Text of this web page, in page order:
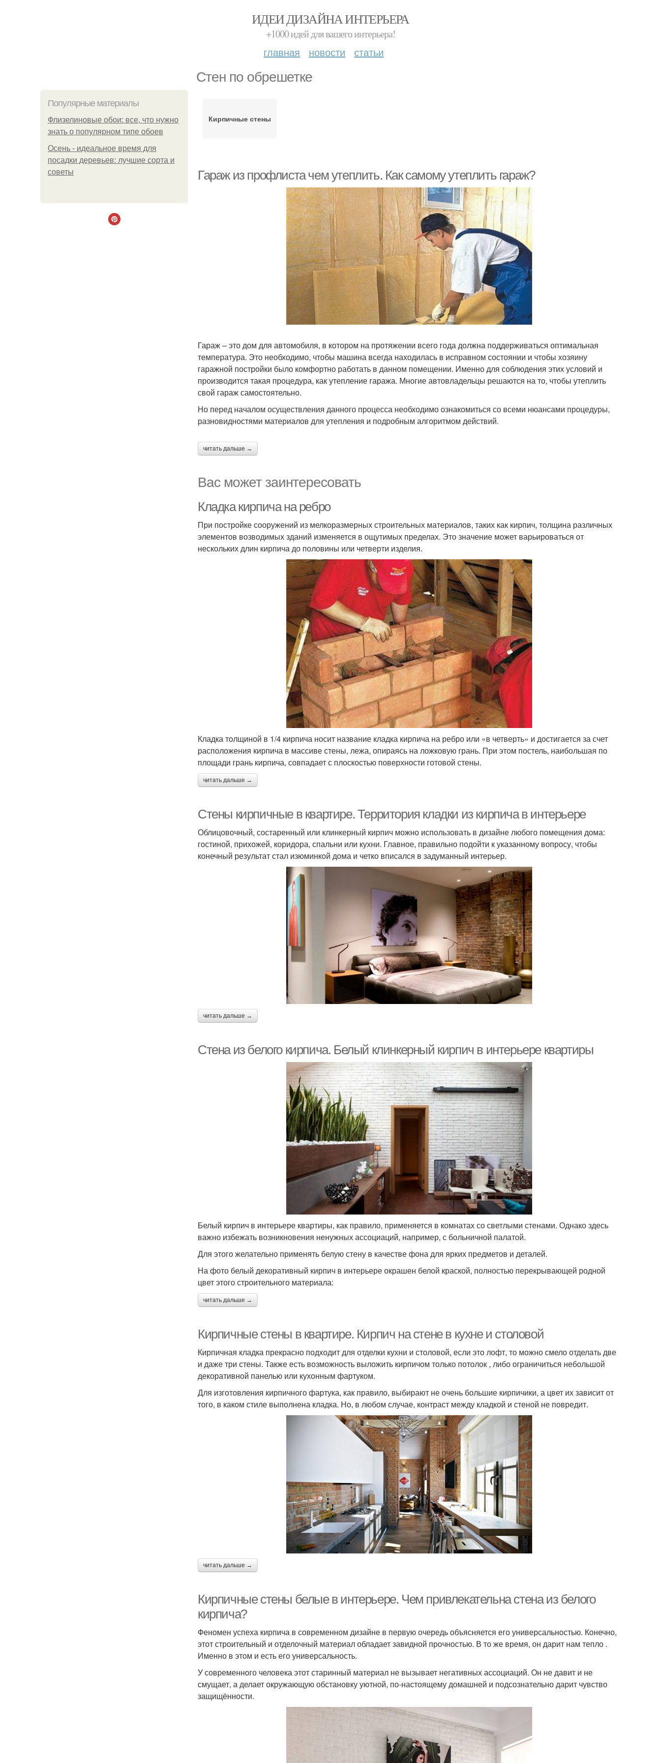
ИДЕИ ДИЗАЙНА ИНТЕРЬЕРА
+1000 идей для вашего интерьера!
главная новости статьи
Стен по обрешетке
Популярные материалы
Флизелиновые обои: все, что нужно
знать о популярном типе обоев
Осень - идеальное время для
посадки деревьев: лучшие сорта и
советы
Кирпичные стены
Гараж из профлиста чем утеплить. Как самому утеплить гараж?
Гараж – это дом для автомобиля, в котором на протяжении всего года должна поддерживаться оптимальная
температура. Это необходимо, чтобы машина всегда находилась в исправном состоянии и чтобы хозяину
гаражной постройки было комфортно работать в данном помещении. Именно для соблюдения этих условий и
производится такая процедура, как утепление гаража. Многие автовладельцы решаются на то, чтобы утеплить
свой гараж самостоятельно.
Но перед началом осуществления данного процесса необходимо ознакомиться со всеми нюансами процедуры,
разновидностями материалов для утепления и подробным алгоритмом действий.
читать дальше →
Вас может заинтересовать
Кладка кирпича на ребро
При постройке сооружений из мелкоразмерных строительных материалов, таких как кирпич, толщина различных
элементов возводимых зданий изменяется в ощутимых пределах. Это значение может варьироваться от
нескольких длин кирпича до половины или четверти изделия.
Кладка толщиной в 1/4 кирпича носит название кладка кирпича на ребро или «в четверть» и достигается за счет
расположения кирпича в массиве стены, лежа, опираясь на ложковую грань. При этом постель, наибольшая по
площади грань кирпича, совпадает с плоскостью поверхности готовой стены.
читать дальше →
Стены кирпичные в квартире. Территория кладки из кирпича в интерьере
Облицовочный, состаренный или клинкерный кирпич можно использовать в дизайне любого помещения дома:
гостиной, прихожей, коридора, спальни или кухни. Главное, правильно подойти к указанному вопросу, чтобы
конечный результат стал изюминкой дома и четко вписался в задуманный интерьер.
читать дальше →
Стена из белого кирпича. Белый клинкерный кирпич в интерьере квартиры
Белый кирпич в интерьере квартиры, как правило, применяется в комнатах со светлыми стенами. Однако здесь
важно избежать возникновения ненужных ассоциаций, например, с больничной палатой.
Для этого желательно применять белую стену в качестве фона для ярких предметов и деталей.
На фото белый декоративный кирпич в интерьере окрашен белой краской, полностью перекрывающей родной
цвет этого строительного материала:
читать дальше →
Кирпичные стены в квартире. Кирпич на стене в кухне и столовой
Кирпичная кладка прекрасно подходит для отделки кухни и столовой, если это лофт, то можно смело отделать две
и даже три стены. Также есть возможность выложить кирпичом только потолок , либо ограничиться небольшой
декоративной панелью или кухонным фартуком.
Для изготовления кирпичного фартука, как правило, выбирают не очень большие кирпичики, а цвет их зависит от
того, в каком стиле выполнена кладка. Но, в любом случае, контраст между кладкой и стеной не повредит.
читать дальше →
Кирпичные стены белые в интерьере. Чем привлекательна стена из белого
кирпича?
Феномен успеха кирпича в современном дизайне в первую очередь объясняется его универсальностью. Конечно,
этот строительный и отделочный материал обладает завидной прочностью. В то же время, он дарит нам тепло .
Именно в этом и есть его универсальность.
У современного человека этот старинный материал не вызывает негативных ассоциаций. Он не давит и не
смущает, а делает окружающую обстановку уютной, по-настоящему домашней и подсознательно дарит чувство
защищённости.